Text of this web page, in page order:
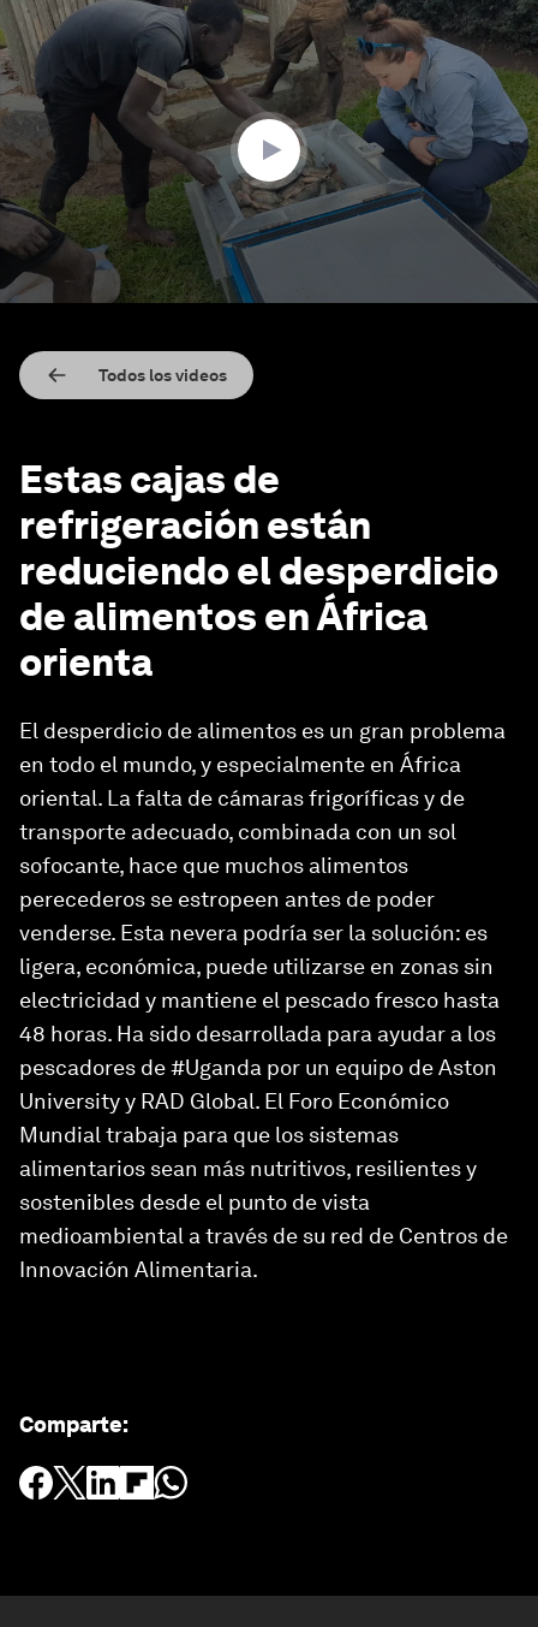
seconds
of
1
minute,
39
seconds
Todos los videos
Estas cajas de
refrigeración están
reduciendo el desperdicio
de alimentos en África
orienta
El desperdicio de alimentos es un gran problema
en todo el mundo, y especialmente en África
oriental. La falta de cámaras frigoríficas y de
transporte adecuado, combinada con un sol
sofocante, hace que muchos alimentos
perecederos se estropeen antes de poder
venderse. Esta nevera podría ser la solución: es
ligera, económica, puede utilizarse en zonas sin
electricidad y mantiene el pescado fresco hasta
48 horas. Ha sido desarrollada para ayudar a los
pescadores de #Uganda por un equipo de Aston
University y RAD Global. El Foro Económico
Mundial trabaja para que los sistemas
alimentarios sean más nutritivos, resilientes y
sostenibles desde el punto de vista
medioambiental a través de su red de Centros de
Innovación Alimentaria.
Comparte: